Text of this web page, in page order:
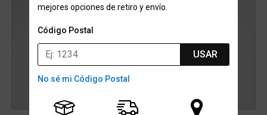
mejores opciones de retiro y envío.
Código Postal
USAR
No sé mi Código Postal